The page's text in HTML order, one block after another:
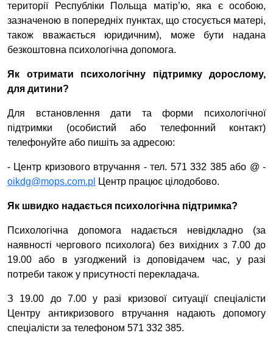
території Республіки Польща матір’ю, яка є особою,
зазначеною в попередніх пунктах, що стосується матері,
також вважається юридичним), може бути надана
безкоштовна психологічна допомога.
Як отримати психологічну підтримку дорослому,
для дитини?
Для встановлення дати та форми психологічної
підтримки (особистий або телефонний контакт)
телефонуйте або пишіть за адресою:
- Центр кризового втручання - тел. 571 332 385 або @ -
oikdg@mops.com.pl Центр працює цілодобово.
Як швидко надається психологічна підтримка?
Психологічна допомога надається невідкладно (за
наявності чергового психолога) без вихідних з 7.00 до
19.00 або в узгоджений із доповідачем час, у разі
потреби також у присутності перекладача.
З 19.00 до 7.00 у разі кризової ситуації спеціалісти
Центру антикризового втручання надають допомогу
спеціалісти за телефоном 571 332 385.